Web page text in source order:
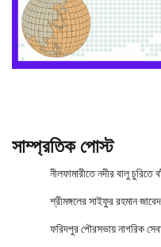
সাম্প্রতিক পোস্ট
নীলফামারীতে নদীর বালু চুরিতে
শ্রীমঙ্গলের সাইফুর রহমান
ফরিদপুর পৌরসভায় নাগরিক